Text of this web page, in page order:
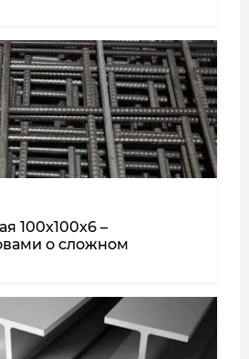
100x100x6 –
о сложном